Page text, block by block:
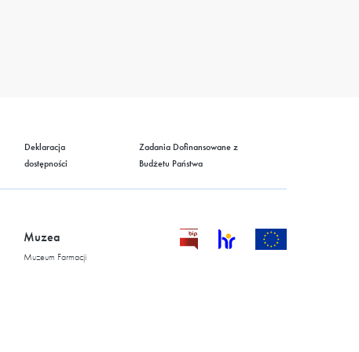
Deklaracja
dostępności
Zadania Dofinansowane z
Budżetu Państwa
Muzea
Muzeum Farmacji